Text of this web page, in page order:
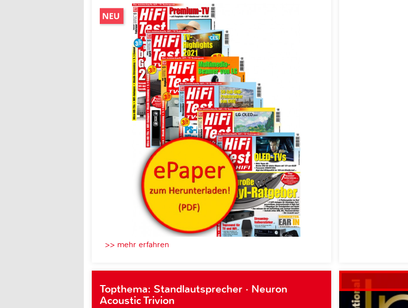
>> mehr erfahren
Topthema: Standlautsprecher · Neuron
Acoustic Trivion